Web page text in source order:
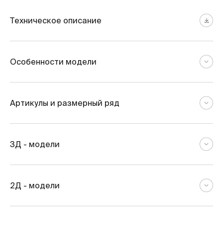
Техническое описание
Особенности модели
Артикулы и размерный ряд
3Д - модели
2Д - модели